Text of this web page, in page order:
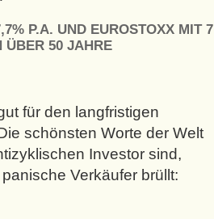
P.A. UND EUROSTOXX MIT
ÜBER 50 JAHRE
für den langfristigen
schönsten Worte der Welt
Investor sind,
Verkäufer brüllt: